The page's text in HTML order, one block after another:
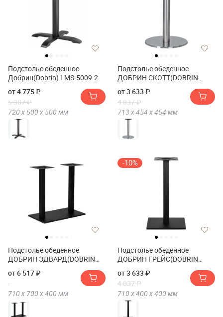
Подстолье обеденное
Добрин(Dobrin) LMS-5009-2
от 4 775 ₽
5 307 ₽
720 х 500 х 500 мм
Подстолье обеденное
ДОБРИН СКОТТ(DOBRIN
от 3 633 ₽
4 037 ₽
713 х454 х454 мм
Подстолье обеденное
ДОБРИН ЭДВАРД(DOBRIN
от 6 517 ₽
710 х 700 х400 мм
-10%
Подстолье обеденное
ДОБРИН ГРЕЙС(DOBRIN
от 3 633 ₽
4 037 ₽
710 х400 х400 мм